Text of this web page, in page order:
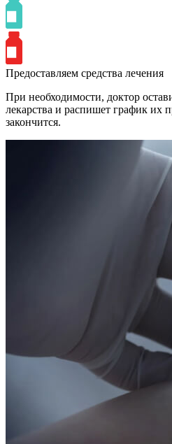
Предоставляем средства лечения
При необходимости, доктор
лекарства и распишет график их
закончится.